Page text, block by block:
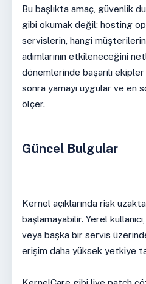
Bu başlıkta amaç, güvenlik
gibi okumak değil; hosting
servislerin, hangi müşterilerin
adımlarının etkileneceğini
dönemlerinde başarılı ekipler
sonra yamayı uygular ve en
ölçer.
Güncel Bulgular
Kernel açıklarında risk
başlamayabilir. Yerel
veya başka bir servis
erişim daha yüksek yetkiye